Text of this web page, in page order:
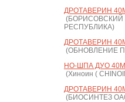
ДРОТАВЕРИН
(БОРИСОВСКИЙ
РЕСПУБЛИКА)
ДРОТАВЕРИН
(ОБНОВЛЕНИЕ
НО-ШПА ДУО
(Хиноин (
ДРОТАВЕРИН
(БИОСИНТЕЗ